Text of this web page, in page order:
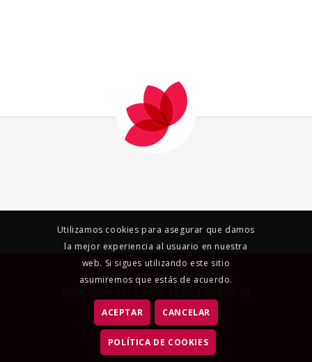
Copyright CursosElearning.com |
Privacidad|
Utilizamos cookies para asegurar que damos
la mejor experiencia al usuario en nuestra
web. Si sigues utilizando este sitio
asumiremos que estás de acuerdo.
ACEPTAR CANCELAR
POLÍTICA DE COOKIES